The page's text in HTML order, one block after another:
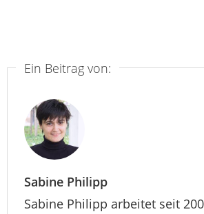
Ein Beitrag von:
Sabine Philipp
Sabine Philipp arbeitet seit